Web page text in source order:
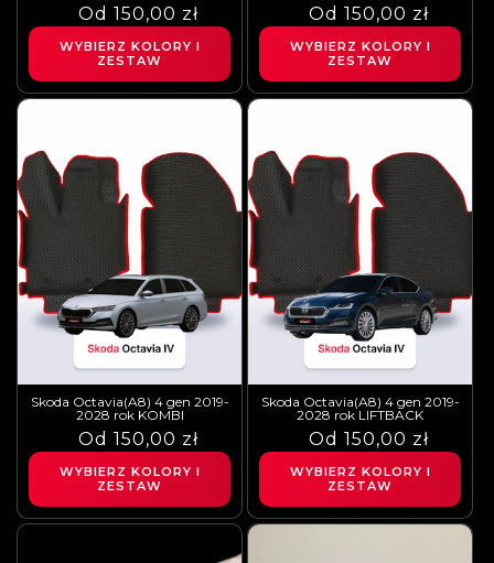
Cena
regularna
Cena
sprzedaży
Od 150,00 zł
WYBIERZ KOLORY I
ZESTAW
Cena
regularna
Cena
sprzedaży
Od 150,00 zł
WYBIERZ KOLORY I
ZESTAW
Skoda Octavia(A8) 4 gen 2019-
2028 rok KOMBI
Cena
regularna
Cena
sprzedaży
Od 150,00 zł
WYBIERZ KOLORY I
ZESTAW
Skoda Octavia(A8) 4 gen 2019-
2028 rok LIFTBACK
Cena
regularna
Cena
sprzedaży
Od 150,00 zł
WYBIERZ KOLORY I
ZESTAW